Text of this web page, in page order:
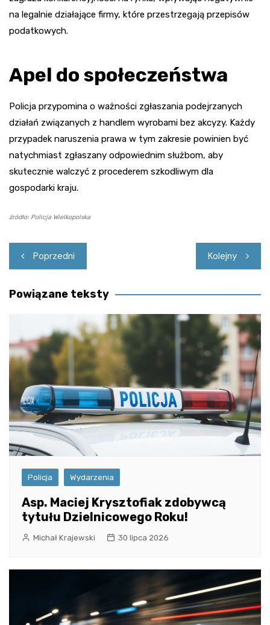
na legalnie działające firmy, które przestrzegają przepisów
podatkowych.
Apel do społeczeństwa
Policja przypomina o ważności zgłaszania podejrzanych
działań związanych z handlem wyrobami bez akcyzy. Każdy
przypadek naruszenia prawa w tym zakresie powinien być
natychmiast zgłaszany odpowiednim służbom, aby
skutecznie walczyć z procederem szkodliwym dla
gospodarki kraju.
źródło: Policja Wielkopolska
Nawigacja
wpisu
Poprzedni Kolejny
Powiązane teksty
Policja Wydarzenia
Asp. Maciej Krysztofiak zdobywcą
tytułu Dzielnicowego Roku!
Michał Krajewski 30 lipca 2026